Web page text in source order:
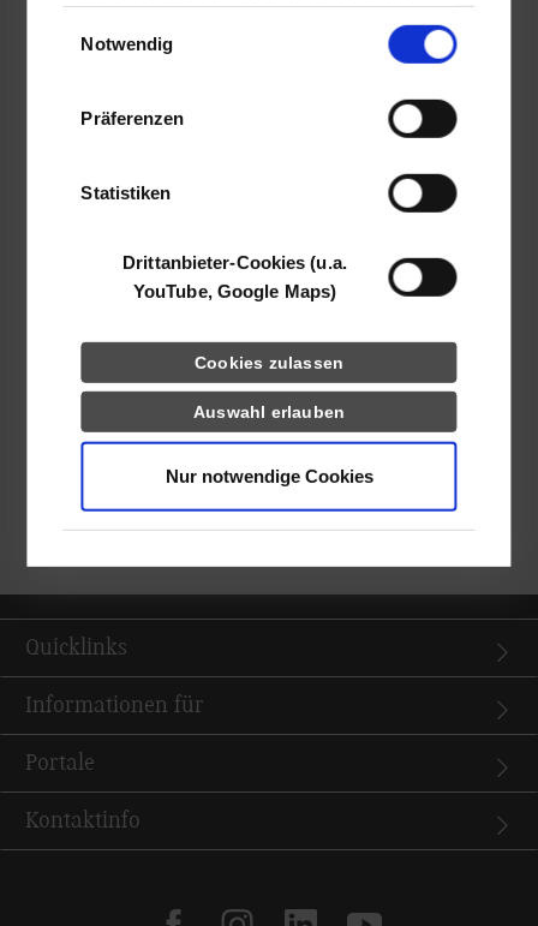
YouTube, Google Maps) führen diese
Daten zusammen, die Sie ihnen bereitgestellt
haben oder die sie im Rahmen Ihrer Nutzung
Notwendig
Präferenzen
Statistiken
Drittanbieter-Cookies (u.a.
YouTube, Google Maps)
Cookies zulassen
Auswahl erlauben
Nur notwendige Cookies
Peter Lehmann
Bei der Suche nach einem freien Studienplatz
unterstützt Sie Kristina Smilyanska über
studium-sozialwesen@dhbw-stuttgart.de.
Quicklinks
Informationen für
Portale
Kontaktinfo